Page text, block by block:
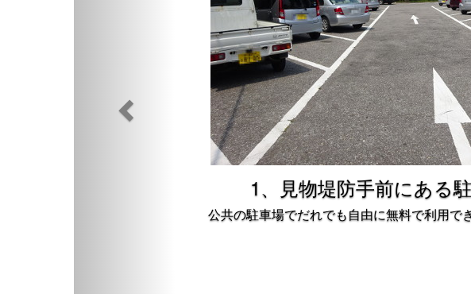
1、見物堤防手前にある
公共の駐車場でだれでも自由に無料で利用で